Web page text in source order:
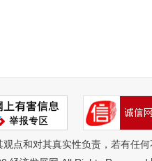
点和对其真实性负责，若有任何